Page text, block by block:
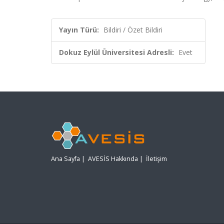
Yayın Türü: Bildiri / Özet Bildiri
Dokuz Eylül Üniversitesi Adresli: Evet
Ana Sayfa | AVESİS Hakkında | İletişim